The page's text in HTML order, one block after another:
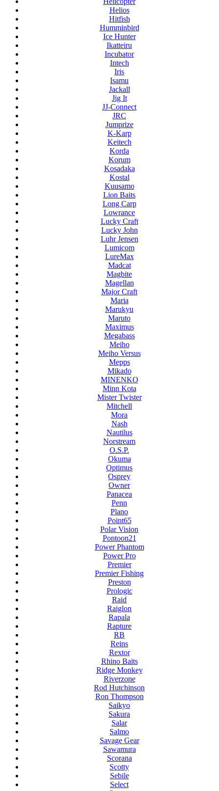
Helios
Hitfish
Humminbird
Ice Hunter
Ikatteiru
Incubator
Intech
Iris
Isamu
Jackall
Jig It
JJ-Connect
JRC
Jumprize
K-Karp
Keitech
Korda
Korum
Kosadaka
Kostal
Kuusamo
Lion Baits
Long Carp
Lowrance
Lucky Craft
Lucky John
Luhr Jensen
Lumicom
LureMax
Madcat
Magbite
Magellan
Major Craft
Maria
Marukyu
Maruto
Maximus
Megabass
Meiho
Meiho Versus
Mepps
Mikado
MINENKO
Minn Kota
Mister Twister
Mitchell
Mora
Nash
Nautilus
Norstream
O.S.P.
Okuma
Optimus
Osprey
Owner
Panacea
Penn
Plano
Point65
Polar Vision
Pontoon21
Power Phantom
Power Pro
Premier
Premier Fishing
Preston
Prologic
Raid
Raiglon
Rapala
Rapture
RB
Reins
Rextor
Rhino Baits
Ridge Monkey
Riverzone
Rod Hutchinson
Ron Thompson
Saikyo
Sakura
Salar
Salmo
Savage Gear
Sawamura
Scorana
Scotty
Sebile
Select